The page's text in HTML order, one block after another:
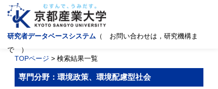
研究者データベースシステム （ お問い合わせは，研究機構ま
で ）
TOPページ > 検索結果一覧
専門分野：環境政策、環境配慮型社会